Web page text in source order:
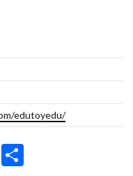
edutoyedu/
Pinterest